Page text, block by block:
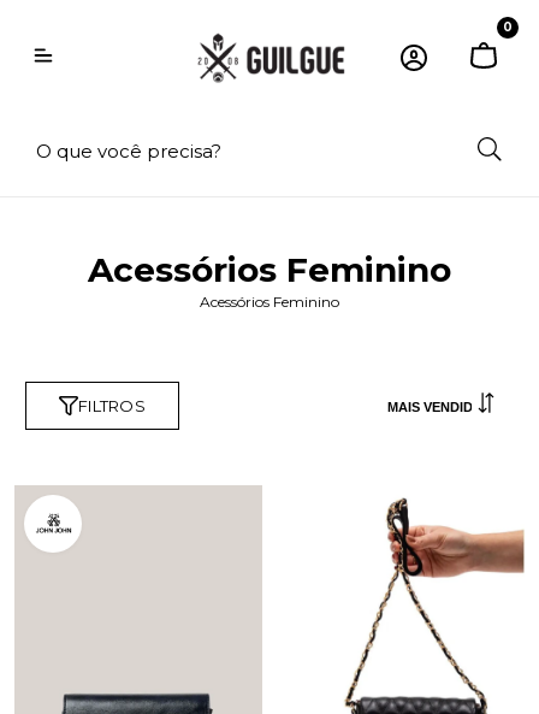
0
Acessórios Feminino
Acessórios Feminino
FILTROS